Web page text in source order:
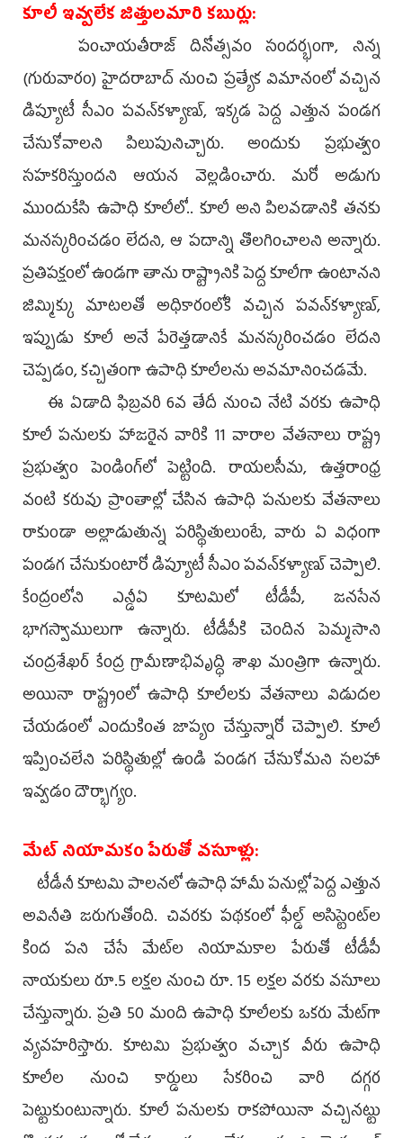
కూలీ ఇవ్వలేక జిత్తులమారి కబుర్లు:
పంచాయతీరాజ్‌ దినోత్సవం సందర్భంగా, నిన్న
(గురువారం) హైదరాబాద్‌ నుంచి ప్రత్యేక విమానంలో వచ్చిన
డిప్యూటీ సీఎం పవన్‌కళ్యాణ్, ఇక్కడ పెద్ద ఎత్తున పండగ
చేసుకోవాలని పిలుపునిచ్చారు. అందుకు ప్రభుత్వం
సహకరిస్తుందని ఆయన వెల్లడించారు. మరో అడుగు
ముందుకేసి ఉపాధి కూలీలో.. కూలీ అని పిలవడానికి తనకు
మనస్కరించడం లేదని, ఆ పదాన్ని తొలగించాలని అన్నారు.
ప్రతిపక్షంలో ఉండగా తాను రాష్ట్రానికి పెద్ద కూలీగా ఉంటానని
జిమ్మిక్కు మాటలతో అధికారంలోకి వచ్చిన పవన్‌కళ్యాణ్,
ఇప్పుడు కూలీ అనే పేరెత్తడానికే మనస్కరించడం లేదని
చెప్పడం, కచ్చితంగా ఉపాధి కూలీలను అవమానించడమే.
ఈ ఏడాది ఫిబ్రవరి 6వ తేదీ నుంచి నేటి వరకు ఉపాధి
కూలీ పనులకు హాజరైన వారికి 11 వారాల వేతనాలు రాష్ట్ర
ప్రభుత్వం పెండింగ్‌లో పెట్టింది. రాయలసీమ, ఉత్తరాంధ్ర
వంటి కరువు ప్రాంతాల్లో చేసిన ఉపాధి పనులకు వేతనాలు
రాకుండా అల్లాడుతున్న పరిస్థితులుంటే, వారు ఏ విధంగా
పండగ చేసుకుంటారో డిప్యూటీ సీఎం పవన్‌కళ్యాణ్‌ చెప్పాలి.
కేంద్రంలోని ఎన్డీఏ కూటమిలో టీడీపీ, జనసేన
భాగస్వాములుగా ఉన్నారు. టీడీపీకి చెందిన పెమ్మసాని
చంద్రశేఖర్‌ కేంద్ర గ్రామీణాభివృద్ధి శాఖ మంత్రిగా ఉన్నారు.
అయినా రాష్ట్రంలో ఉపాధి కూలీలకు వేతనాలు విడుదల
చేయడంలో ఎందుకింత జాప్యం చేస్తున్నారో చెప్పాలి. కూలీ
ఇప్పించలేని పరిస్థితుల్లో ఉండి పండగ చేసుకోమని సలహా
ఇవ్వడం దౌర్భాగ్యం.
మేట్‌ నియామకం పేరుతో వసూళ్లు:
టీడీనీ కూటమి పాలనలో ఉపాధి హామీ పనుల్లో పెద్ద ఎత్తున
అవినీతి జరుగుతోంది. చివరకు పథకంలో ఫీల్డ్‌ అసిస్టెంట్‌ల
కింద పని చేసే మేట్‌ల నియామకాల పేరుతో టీడీపీ
నాయకులు రూ.5 లక్షల నుంచి రూ. 15 లక్షల వరకు వసూలు
చేస్తున్నారు. ప్రతి 50 మంది ఉపాధి కూలీలకు ఒకరు మేట్‌గా
వ్యవహరిస్తారు. కూటమి ప్రభుత్వం వచ్చాక వీరు ఉపాధి
కూలీల నుంచి కార్డులు సేకరించి వారి దగ్గర
పెట్టుకుంటున్నారు. కూలీ పనులకు రాకపోయినా వచ్చినట్టు